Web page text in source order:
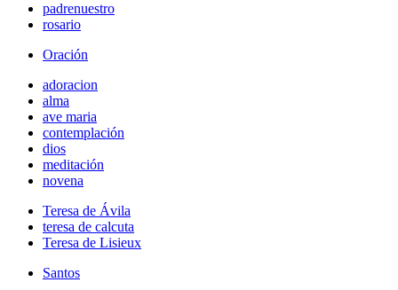
padrenuestro
rosario
Oración
adoracion
alma
ave maria
contemplación
dios
meditación
novena
Teresa de Ávila
teresa de calcuta
Teresa de Lisieux
Santos